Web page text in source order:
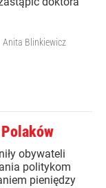
Anita Blinkiewicz
obywateli
politykom
pieniędzy